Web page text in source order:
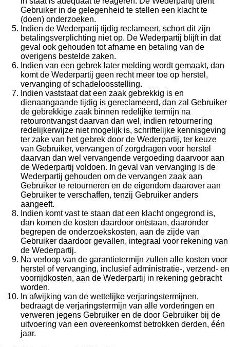
Gebruiker in de gelegenheid te stellen een klacht te
(doen) onderzoeken.
Indien de Wederpartij tijdig reclameert, schort dit zijn
betalingsverplichting niet op. De Wederpartij blijft in dat
geval ook gehouden tot afname en betaling van de
overigens bestelde zaken.
Indien van een gebrek later melding wordt gemaakt, dan
komt de Wederpartij geen recht meer toe op herstel,
vervanging of schadeloosstelling.
Indien vaststaat dat een zaak gebrekkig is en
dienaangaande tijdig is gereclameerd, dan zal Gebruiker
de gebrekkige zaak binnen redelijke termijn na
retourontvangst daarvan dan wel, indien retournering
redelijkerwijze niet mogelijk is, schriftelijke kennisgeving
ter zake van het gebrek door de Wederpartij, ter keuze
van Gebruiker, vervangen of zorgdragen voor herstel
daarvan dan wel vervangende vergoeding daarvoor aan
de Wederpartij voldoen. In geval van vervanging is de
Wederpartij gehouden om de vervangen zaak aan
Gebruiker te retourneren en de eigendom daarover aan
Gebruiker te verschaffen, tenzij Gebruiker anders
aangeeft.
Indien komt vast te staan dat een klacht ongegrond is,
dan komen de kosten daardoor ontstaan, daaronder
begrepen de onderzoekskosten, aan de zijde van
Gebruiker daardoor gevallen, integraal voor rekening van
de Wederpartij.
Na verloop van de garantietermijn zullen alle kosten voor
herstel of vervanging, inclusief administratie-, verzend- en
voorrijdkosten, aan de Wederpartij in rekening gebracht
worden.
In afwijking van de wettelijke verjaringstermijnen,
bedraagt de verjaringstermijn van alle vorderingen en
verweren jegens Gebruiker en de door Gebruiker bij de
uitvoering van een overeenkomst betrokken derden, één
jaar.